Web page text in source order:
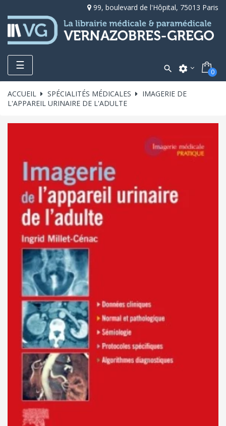
99, boulevard de l'Hôpital, 75013 Paris
Toggle
navigation
☰  settings 0
ACCUEIL SPÉCIALITÉS MÉDICALES
IMAGERIE DE
L'APPAREIL URINAIRE DE L'ADULTE